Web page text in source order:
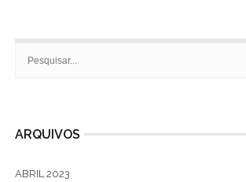
ARQUIVOS
ABRIL 2023